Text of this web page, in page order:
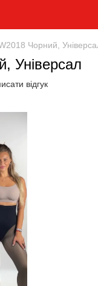
Чорний,
Універсал
відгук